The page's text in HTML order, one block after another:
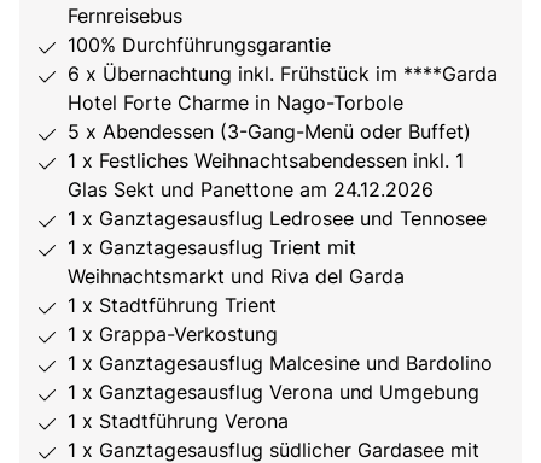
Fernreisebus
100% Durchführungsgarantie
6 x Übernachtung inkl. Frühstück im ****Garda
Hotel Forte Charme in Nago-Torbole
5 x Abendessen (3-Gang-Menü oder Buffet)
1 x Festliches Weihnachtsabendessen inkl. 1
Glas Sekt und Panettone am 24.12.2026
1 x Ganztagesausflug Ledrosee und Tennosee
1 x Ganztagesausflug Trient mit
Weihnachtsmarkt und Riva del Garda
1 x Stadtführung Trient
1 x Grappa-Verkostung
1 x Ganztagesausflug Malcesine und Bardolino
1 x Ganztagesausflug Verona und Umgebung
1 x Stadtführung Verona
1 x Ganztagesausflug südlicher Gardasee mit